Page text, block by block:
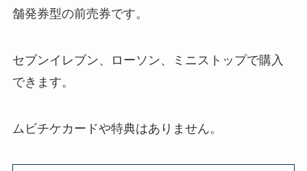
舗発券型の前売券です。
セブンイレブン、ローソン、ミニストップで購入
できます。
ムビチケカードや特典はありません。